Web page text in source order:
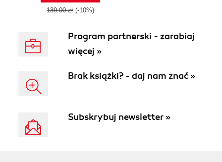
139.00 zł (-10%)
Program partnerski - zarabiaj
więcej »
Brak książki? - daj nam znać »
Subskrybuj newsletter »